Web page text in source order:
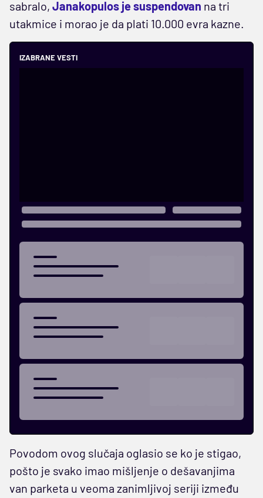
sabralo, Janakopulos je suspendovan na tri
utakmice i morao je da plati 10.000 evra kazne.
IZABRANE VESTI
Povodom ovog slučaja oglasio se ko je stigao,
pošto je svako imao mišljenje o dešavanjima
van parketa u veoma zanimljivoj seriji između